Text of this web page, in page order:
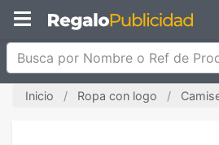
Busca por Nombre o Ref de
Inicio Ropa con logo